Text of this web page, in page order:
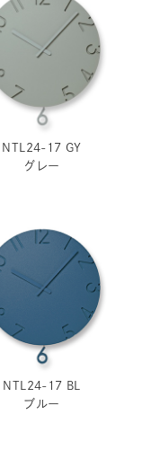
NTL24-17 GY
グレー
NTL24-17 BL
ブルー